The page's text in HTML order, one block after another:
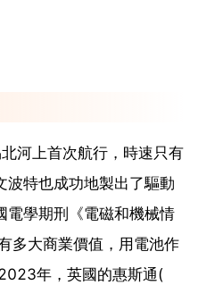
河上首次航行，時速只有
波特也成功地製出了驅動
電學期刑《電磁和機械情
多大商業價值，用電池作
年，英國的惠斯通(